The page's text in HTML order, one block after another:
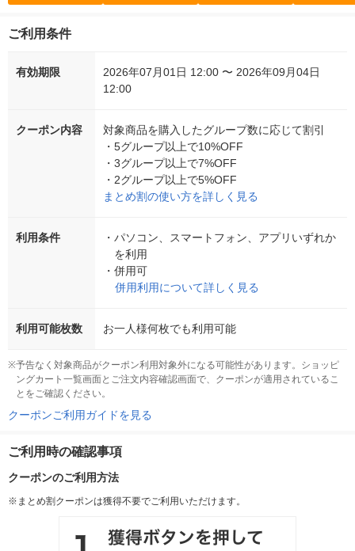
ご利用条件
有効期限
2026年07月01日 12:00 〜 2026年09月04日
12:00
クーポン内容
対象商品を購入したグループ数に応じて割引
・ 5グループ以上で10%OFF
・ 3グループ以上で7%OFF
・ 2グループ以上で5%OFF
まとめ割の使い方を詳しく見る
利用条件 ・ パソコン、スマートフォン、アプリいずれか
を利用
・ 併用可
併用利用について詳しく見る
利用可能枚数 お一人様何枚でも利用可能
※予告なく対象商品がクーポン利用対象外になる可能性があります。ショッピ
ングカート一覧画面とご注文内容確認画面で、クーポンが適用されているこ
とをご確認ください。
クーポンご利用ガイドを見る
ご利用時の確認事項
クーポンのご利用方法
※まとめ割クーポンは獲得不要でご利用いただけます。